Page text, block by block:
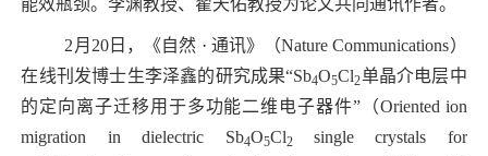
2 月 20日，《自然 · 通讯》（Nature Communications）
在线刊发博士生李泽鑫的研究成果“Sb4O5Cl2单晶介电层中
的定向离子迁移用于多功能二维电子器件”（Oriented ion
migration in dielectric Sb4O5Cl2single crystals for